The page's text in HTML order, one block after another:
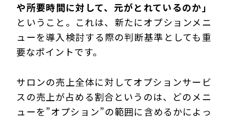
や所要時間に対して、元がとれているのか」
ということ。これは、新たにオプションメニ
ューを導入検討する際の判断基準としても重
要なポイントです。
サロンの売上全体に対してオプションサービ
スの売上が占める割合というのは、どのメニ
ューを”オプション”の範囲に含めるかによっ